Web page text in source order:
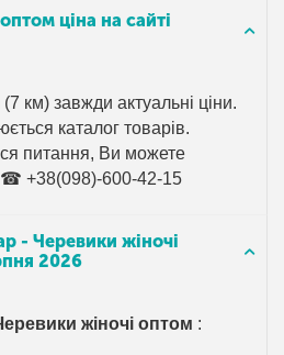
ціна на сайті
км) завжди актуальні ціни.
каталог товарів.
питання, Ви можете
+38(098)-600-42-15
- Черевики жіночі
2026
жіночі оптом :